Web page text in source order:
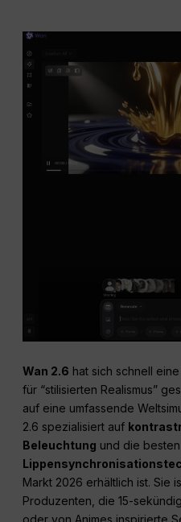
Wan 2.6 hat sich schnell
für “stilisierten Realismus”
auf eine umfassende
2.6 spezialisiert auf
Beleuchtung und die besten
Markt 2026 erhältlich ist. Sie
Produzenten, die 15-